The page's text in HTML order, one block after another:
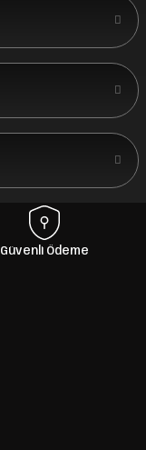
Güvenli Ödeme